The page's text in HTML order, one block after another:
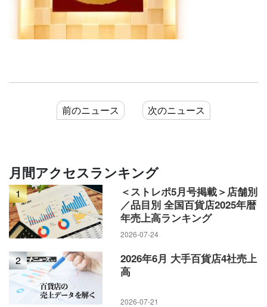
前のニュース 次のニュース
月間アクセスランキング
1
＜ストレポ5月号掲載＞店舗別
／品目別 全国百貨店2025年暦
年売上高ランキング
2026-07-24
2
2026年6月 大手百貨店4社売上
高
2026-07-21